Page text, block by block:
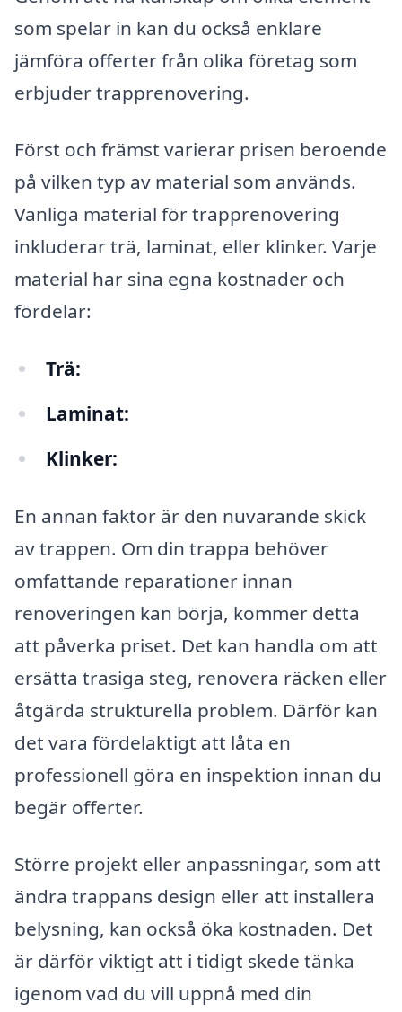
som spelar in kan du också enklare
jämföra offerter från olika företag som
erbjuder trapprenovering.
Först och främst varierar prisen beroende
på vilken typ av material som används.
Vanliga material för trapprenovering
inkluderar trä, laminat, eller klinker. Varje
material har sina egna kostnader och
fördelar:
Trä:
Laminat:
Klinker:
En annan faktor är den nuvarande skick
av trappen. Om din trappa behöver
omfattande reparationer innan
renoveringen kan börja, kommer detta
att påverka priset. Det kan handla om att
ersätta trasiga steg, renovera räcken eller
åtgärda strukturella problem. Därför kan
det vara fördelaktigt att låta en
professionell göra en inspektion innan du
begär offerter.
Större projekt eller anpassningar, som att
ändra trappans design eller att installera
belysning, kan också öka kostnaden. Det
är därför viktigt att i tidigt skede tänka
igenom vad du vill uppnå med din